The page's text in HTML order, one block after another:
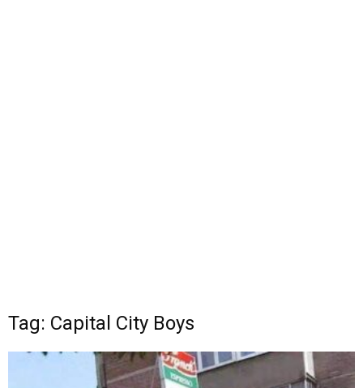
Tag: Capital City Boys